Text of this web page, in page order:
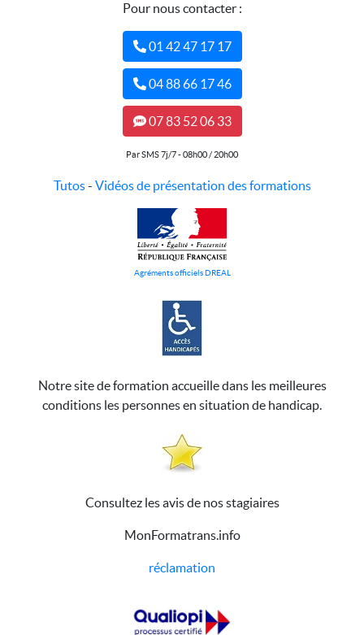
Pour nous contacter :
01 42 47 17 17
04 88 66 17 46
07 83 52 06 33
Par SMS 7j/7 - 08h00 / 20h00
Tutos- Vidéos de présentation des formations
Agréments officiels DREAL
Notre site de formation accueille dans les meilleures
conditions les personnes en situation de handicap.
Consultez les avis de nos stagiaires
MonFormatrans.info
réclamation